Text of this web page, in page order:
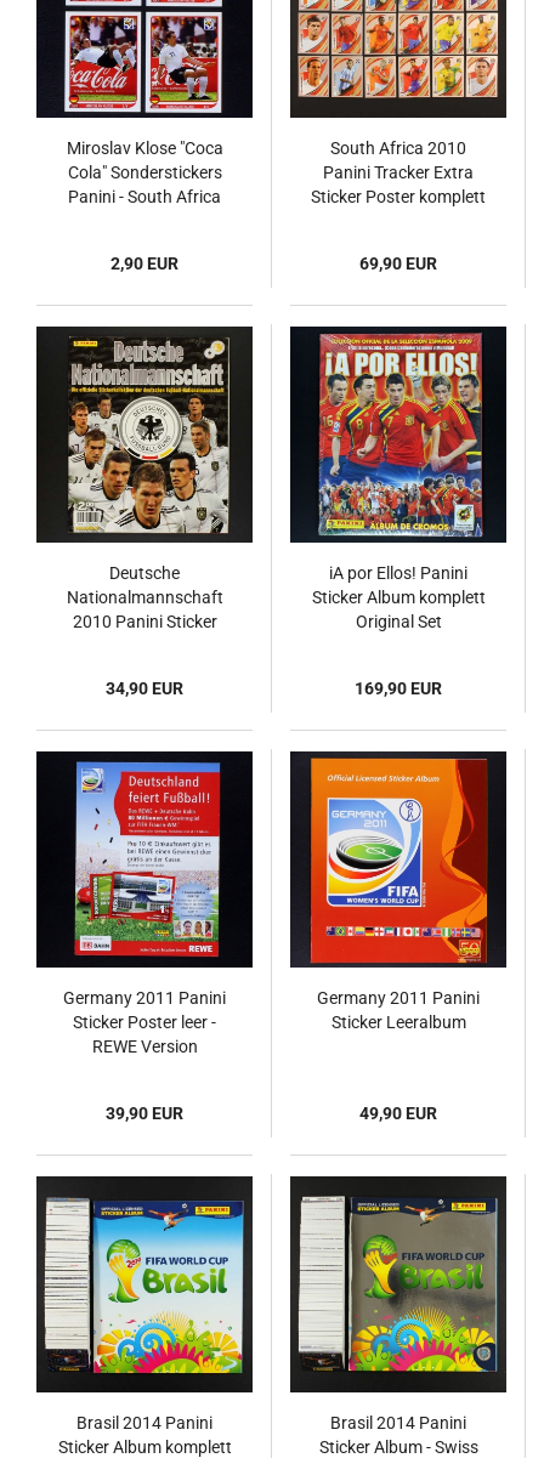
Miroslav Klose "Coca
Cola" Sonderstickers
Panini - South Africa
2,90 EUR
South Africa 2010
Panini Tracker Extra
Sticker Poster komplett
69,90 EUR
Deutsche
Nationalmannschaft
2010 Panini Sticker
34,90 EUR
iA por Ellos! Panini
Sticker Album komplett
Original Set
169,90 EUR
Germany 2011 Panini
Sticker Poster leer -
REWE Version
39,90 EUR
Germany 2011 Panini
Sticker Leeralbum
49,90 EUR
Brasil 2014 Panini
Sticker Album komplett
Brasil 2014 Panini
Sticker Album - Swiss